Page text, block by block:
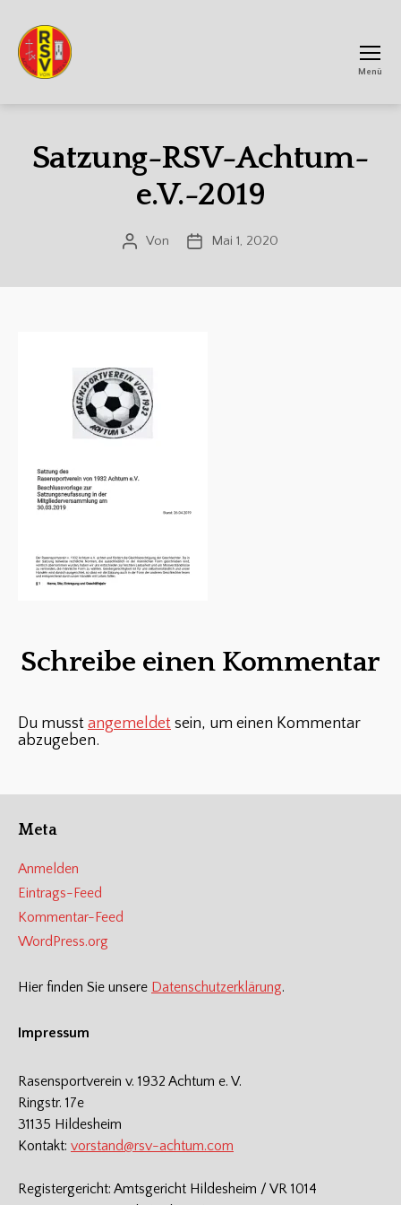
Menü
Satzung-RSV-Achtum-
e.V.-2019
Beitragsautor
Von Veröffentlichungsdatum
Mai 1, 2020
Schreibe einen Kommentar
Du musst angemeldet sein, um einen Kommentar
abzugeben.
Meta
Anmelden
Eintrags-Feed
Kommentar-Feed
WordPress.org
Hier finden Sie unsere Datenschutzerklärung.
Impressum
Rasensportverein v. 1932 Achtum e. V.
Ringstr. 17e
31135 Hildesheim
Kontakt: vorstand@rsv-achtum.com
Registergericht: Amtsgericht Hildesheim / VR 1014